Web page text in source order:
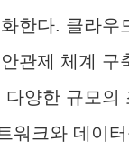
한다. 클라우
관제 체계 구
양한 규모의
워크와 데이